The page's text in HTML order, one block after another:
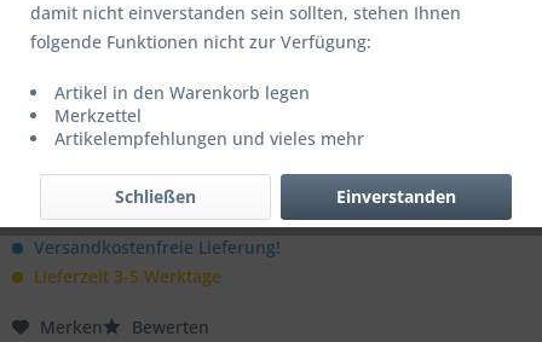
Dieser Artikel steht derzeit nicht zur Verfügung!
25,00 € *
inkl. MwSt.zzgl. Versandkosten
Versandkostenfreie Lieferung!
Lieferzeit 3-5 Werktage
Merken Bewerten
damit nicht einverstanden sein sollten, stehen Ihnen
folgende Funktionen nicht zur Verfügung:
Artikel in den Warenkorb legen
Merkzettel
Artikelempfehlungen und vieles mehr
Einverstanden
Schließen